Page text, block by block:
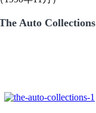
Auto Collections